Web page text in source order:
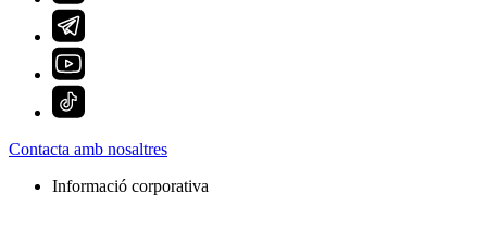
Contacta amb nosaltres
Informació corporativa